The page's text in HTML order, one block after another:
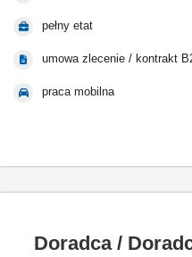
pełny etat
umowa zlecenie / kontrakt
praca mobilna
Doradca /